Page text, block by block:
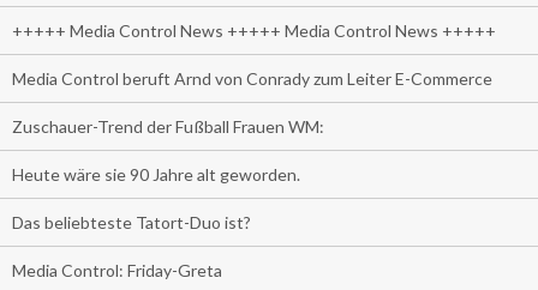
+++++ Media Control News +++++ Media Control News +++++
Media Control beruft Arnd von Conrady zum Leiter E-Commerce
Zuschauer-Trend der Fußball Frauen WM:
Heute wäre sie 90 Jahre alt geworden.
Das beliebteste Tatort-Duo ist?
Media Control: Friday-Greta